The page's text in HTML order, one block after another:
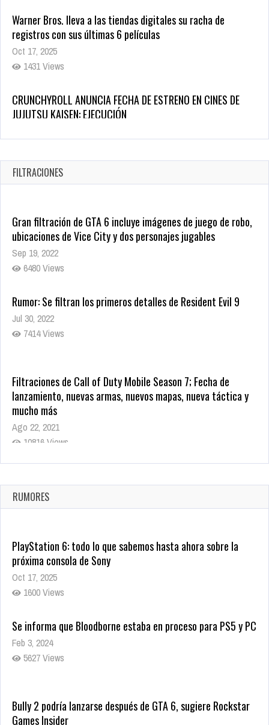
1431 Views
CRUNCHYROLL ANUNCIA FECHA DE ESTRENO EN CINES DE
JUJUTSU KAISEN: EJECUCIÓN
1755 Views
5 Películas de Terror Basadas en la Vida Real que te Helarán
Oct 22, 2025
1335 Views
FILTRACIONES
Gran filtración de GTA 6 incluye imágenes de juego de robo,
ubicaciones de Vice City y dos personajes jugables
Sep 19, 2022
6480 Views
Rumor: Se filtran los primeros detalles de Resident Evil 9
Jul 30, 2022
7414 Views
Filtraciones de Call of Duty Mobile Season 7; Fecha de
lanzamiento, nuevas armas, nuevos mapas, nueva táctica y
mucho más
Ago 22, 2021
10816 Views
La configuración de Call of Duty 2021 aparentemente ya fue
Ago 8, 2021
10001 Views
RUMORES
PlayStation 6: todo lo que sabemos hasta ahora sobre la
próxima consola de Sony
Oct 17, 2025
1600 Views
Se informa que Bloodborne estaba en proceso para PS5 y PC
Feb 3, 2024
5627 Views
Bully 2 podría lanzarse después de GTA 6, sugiere Rockstar
Games Insider